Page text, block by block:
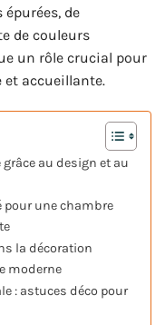
de
de couleurs
un rôle crucial pour
et accueillante.
au design et au
pour une chambre
la décoration
moderne
: astuces déco pour